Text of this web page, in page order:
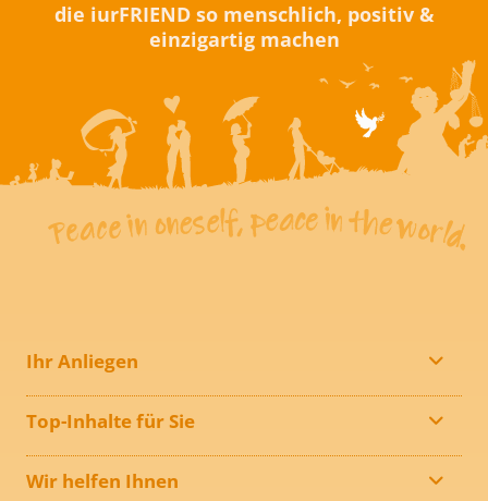
die iurFRIEND so menschlich, positiv &
einzigartig machen
Ihr Anliegen
Top-Inhalte für Sie
Wir helfen Ihnen